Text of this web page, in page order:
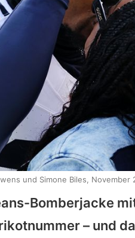
Bomberjacke
– und
und Simone Biles, November